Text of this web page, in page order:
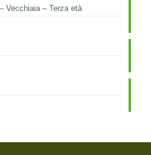
Vecchiaia – Terza età